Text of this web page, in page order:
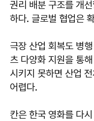
권리 배분 구조를 개
하다. 글로벌 협업은
극장 산업 회복도 병
츠 다양화 지원을 통
시키지 못하면 산업
어렵다.
칸은 한국 영화를 다